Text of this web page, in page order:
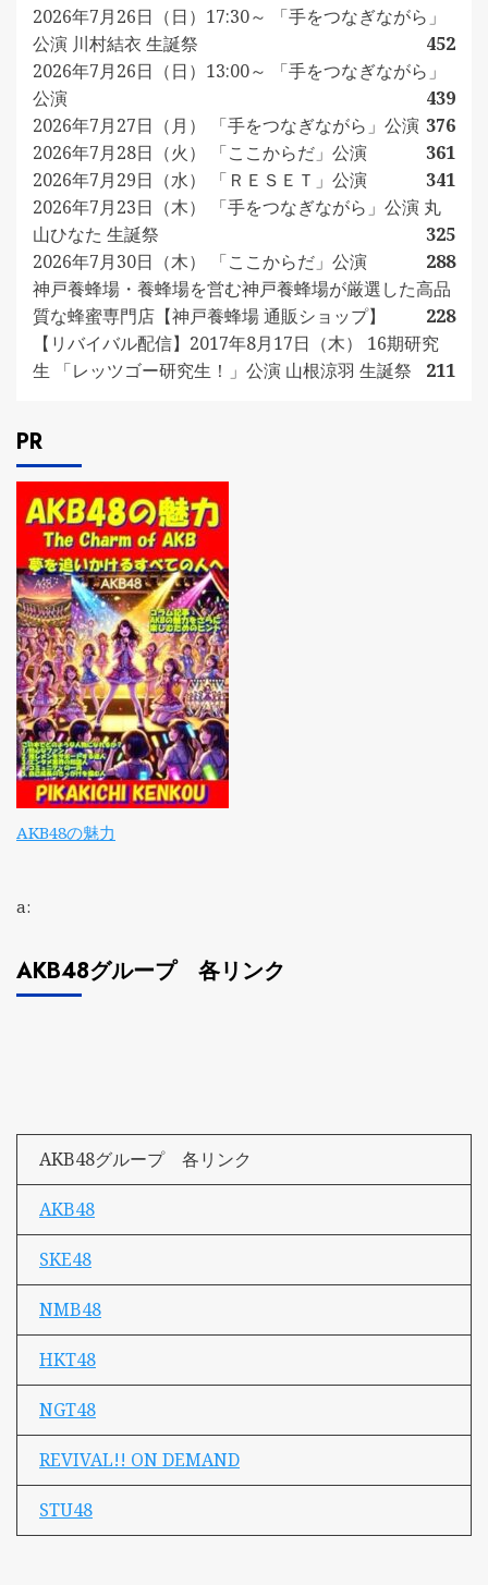
2026年7月26日（日）17:30～ 「手をつなぎながら」
公演 川村結衣 生誕祭
452
2026年7月26日（日）13:00～ 「手をつなぎながら」
公演
439
2026年7月27日（月） 「手をつなぎながら」公演 376
2026年7月28日（火） 「ここからだ」公演
361
2026年7月29日（水） 「ＲＥＳＥＴ」公演
341
2026年7月23日（木） 「手をつなぎながら」公演 丸
山ひなた 生誕祭
325
2026年7月30日（木） 「ここからだ」公演
288
神戸養蜂場・養蜂場を営む神戸養蜂場が厳選した高品
質な蜂蜜専門店【神戸養蜂場 通販ショップ】
228
【リバイバル配信】2017年8月17日（木） 16期研究
生 「レッツゴー研究生！」公演 山根涼羽 生誕祭
211
PR
AKB48の魅力
a:
AKB48グループ 各リンク
AKB48グループ 各リンク
AKB48
SKE48
NMB48
HKT48
NGT48
REVIVAL!! ON DEMAND
STU48